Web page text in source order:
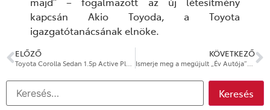
kapcsán Akio Toyoda, a Toyota
igazgatótanácsának elnöke.
ELŐZŐ
Toyota Corolla Sedan 1.5p Active Plus ellenállhatatlan ajánlatban
KÖVETKEZŐ
Ismerje meg a megújult „Év Autója”-díjas Toyota Yarist